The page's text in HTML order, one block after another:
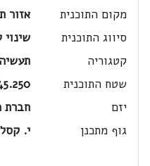
מקום התוכנית
אזור
סיווג התוכנית
קטגוריה
שטח התוכנית
45.250
יזם
חברת
גוף מתכנן
י.